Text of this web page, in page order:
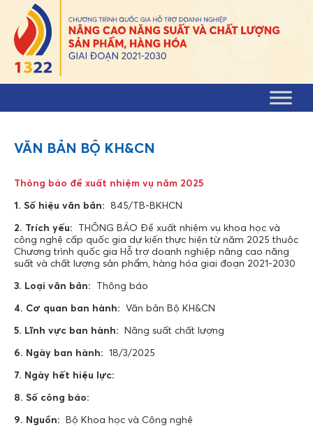
Skip to content
VĂN BẢN BỘ KH&CN
Thông báo đề xuất nhiệm vụ năm 2025
1. Số hiệu văn bản: 845/TB-BKHCN
2. Trích yếu: THÔNG BÁO Đề xuất nhiệm vụ khoa học và
công nghệ cấp quốc gia dự kiến thực hiện từ năm 2025 thuộc
Chương trình quốc gia Hỗ trợ doanh nghiệp nâng cao năng
suất và chất lượng sản phẩm, hàng hóa giai đoạn 2021-2030
3. Loại văn bản: Thông báo
4. Cơ quan ban hành: Văn bản Bộ KH&CN
5. Lĩnh vực ban hành: Năng suất chất lượng
6. Ngày ban hành: 18/3/2025
7. Ngày hết hiệu lực:
8. Số công báo:
9. Nguồn: Bộ Khoa học và Công nghệ